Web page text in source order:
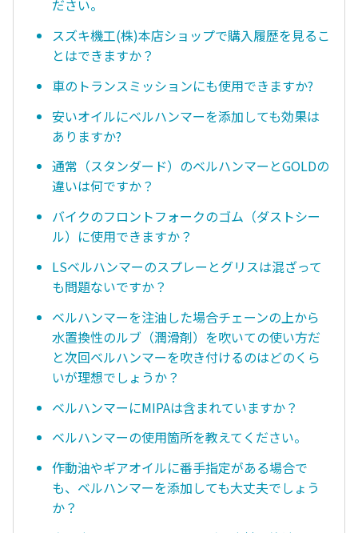
ださい。
スズキ機工(株)本店ショップで購入履歴を見るこ
とはできますか？
車のトランスミッションにも使用できますか?
安いオイルにベルハンマーを添加しても効果は
ありますか?
通常（スタンダード）のベルハンマーとGOLDの
違いは何ですか？
バイクのフロントフォークのゴム（ダストシー
ル）に使用できますか？
LSベルハンマーのスプレーとグリスは混ざって
も問題ないですか？
ベルハンマーを注油した場合チェーンの上から
水置換性のルブ（潤滑剤）を吹いての使い方だ
と次回ベルハンマーを吹き付けるのはどのくら
いが理想でしょうか？
ベルハンマーにMIPAは含まれていますか？
ベルハンマーの使用箇所を教えてください。
作動油やギアオイルに番手指定がある場合で
も、ベルハンマーを添加しても大丈夫でしょう
か？